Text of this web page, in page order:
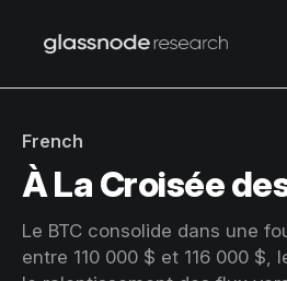
French
À La Croisée
Le BTC consolide dans une
entre 110 000 $ et 116 000 $,